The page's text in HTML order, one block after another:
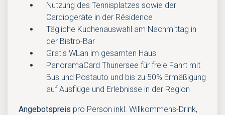
Nutzung des Tennisplatzes sowie der
Cardiogeräte in der Résidence
Tägliche Kuchenauswahl am Nachmittag in
der Bistro-Bar
Gratis WLan im gesamten Haus
PanoramaCard Thunersee für freie Fahrt mit
Bus und Postauto und bis zu 50% Ermäßigung
auf Ausflüge und Erlebnisse in der Region
Angebotspreis pro Person inkl. Willkommens-Drink,